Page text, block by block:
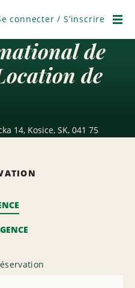
connecter / S’inscrire
de
de
14, Kosice, SK, 041 75